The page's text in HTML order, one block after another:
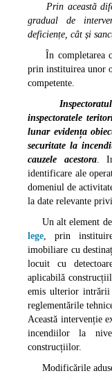
Prin această
gradual de
deficiențe, cât și
În completarea
prin instituirea unor
competente.
inspectoratele
lunar evidența
securitate la
cauzele acestora.
identificare ale
domeniul de
la date relevante
Un alt element de
lege , prin
imobiliare cu
locuit cu
aplicabilă
emis ulterior intrării
reglementările
Această intervenție
incendiilor la
construcțiilor.
Modificările